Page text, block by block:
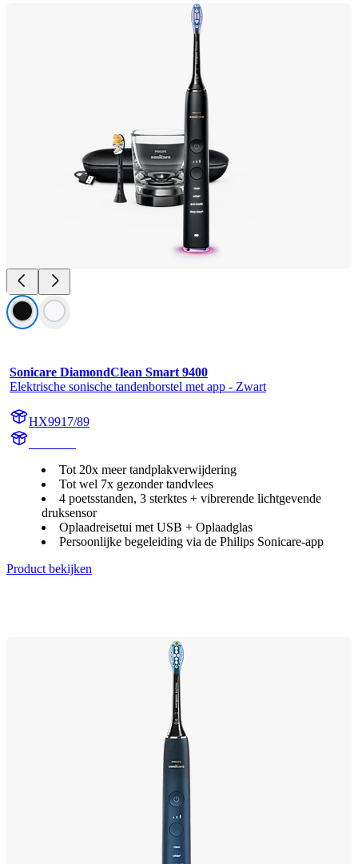
Sonicare DiamondClean Smart 9400
Elektrische sonische tandenborstel met app - Zwart
HX9917/89
Tot 20x meer tandplakverwijdering
Tot wel 7x gezonder tandvlees
4 poetsstanden, 3 sterktes + vibrerende lichtgevende
druksensor
Oplaadreisetui met USB + Oplaadglas
Persoonlijke begeleiding via de Philips Sonicare-app
Product bekijken